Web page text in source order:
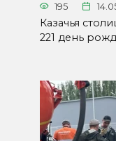
195
Казачья
221 день